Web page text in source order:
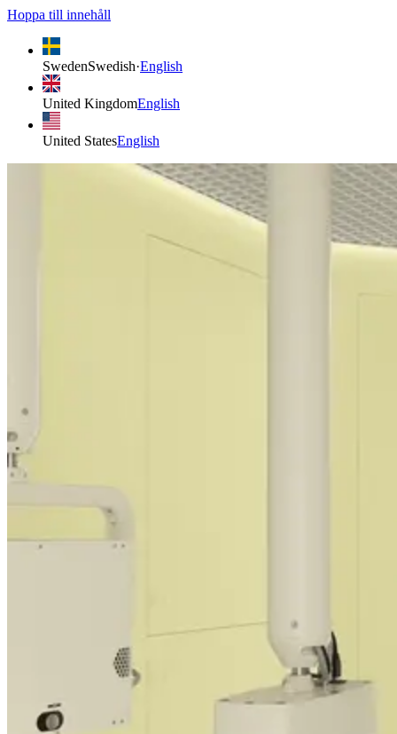
Hoppa till innehåll
SwedenSwedish·English
United KingdomEnglish
United StatesEnglish